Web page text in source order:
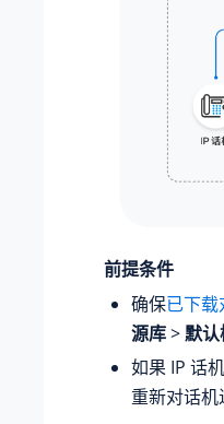
前提条件
确保已下
源库> 默
如果 IP 话
重新对话机